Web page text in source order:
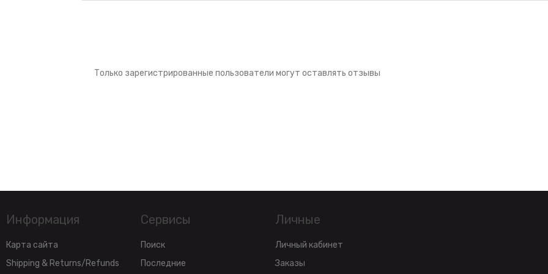
Только зарегистрированные пользователи могут оставлять отзывы
Информация
Карта сайта
Shipping & Returns/Refunds
Сервисы
Поиск
Последние
Личные
Личный кабинет
Заказы